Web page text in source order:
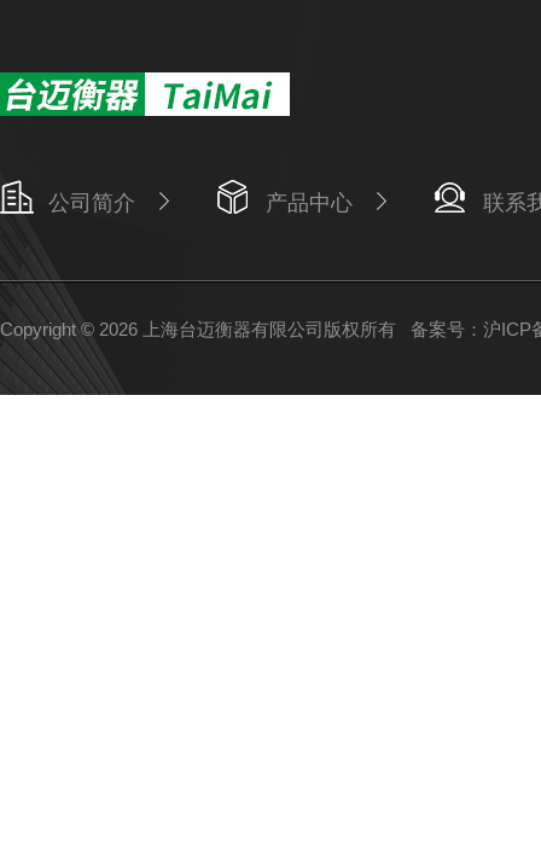
公司简介 产品中心 联系
Copyright © 2026 上海台迈衡器有限公司版权所有 备案号：沪ICP